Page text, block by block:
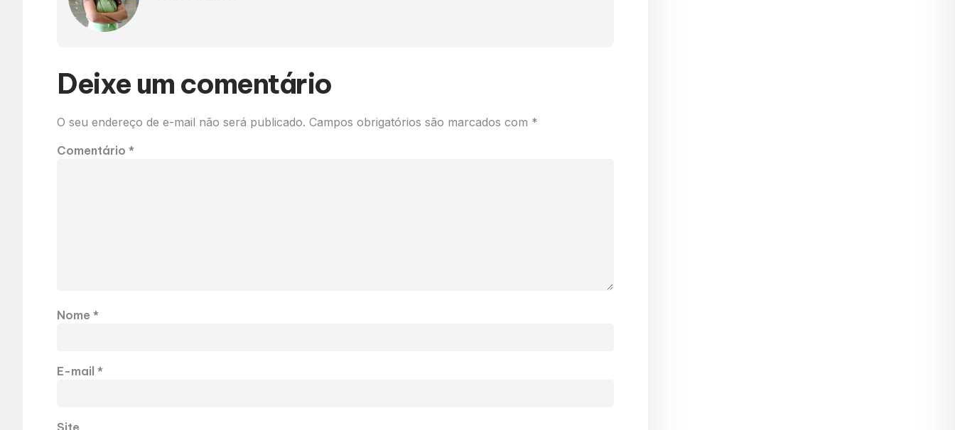
Deixe um comentário
O seu endereço de e-mail não será publicado. Campos obrigatórios são marcados com *
Comentário *
Nome *
E-mail *